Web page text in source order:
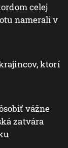
celej
namerali v
ktorí
vážne
zatvára